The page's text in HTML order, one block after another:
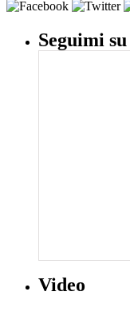
Seguimi
Video